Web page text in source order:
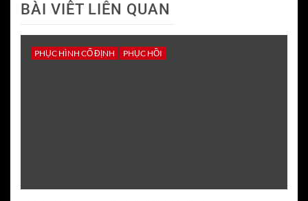
BÀI VIẾT LIÊN QUAN
PHỤC HÌNH CỐ ĐỊNH PHỤC HỒI